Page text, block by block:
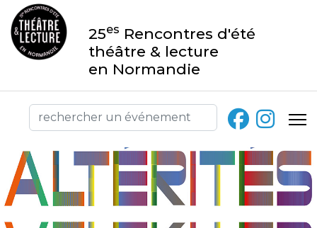
25es Rencontres d'été
théâtre & lecture
en Normandie